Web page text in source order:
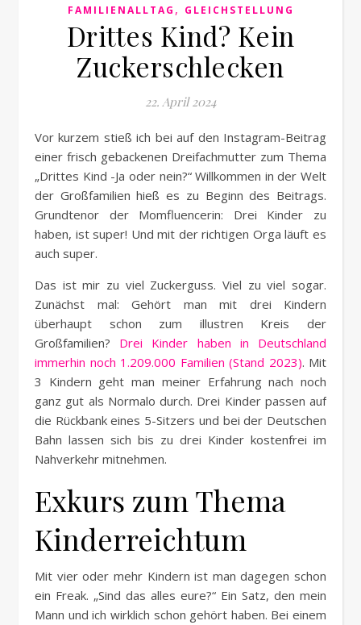
FAMILIENALLTAG , GLEICHSTELLUNG
Drittes Kind? Kein
Zuckerschlecken
22. April 2024
Vor kurzem stieß ich bei auf den Instagram-Beitrag
einer frisch gebackenen Dreifachmutter zum Thema
„Drittes Kind -Ja oder nein?“ Willkommen in der Welt
der Großfamilien hieß es zu Beginn des Beitrags.
Grundtenor der Momfluencerin: Drei Kinder zu
haben, ist super! Und mit der richtigen Orga läuft es
auch super.
Das ist mir zu viel Zuckerguss. Viel zu viel sogar.
Zunächst mal: Gehört man mit drei Kindern
überhaupt schon zum illustren Kreis der
Großfamilien? Drei Kinder haben in Deutschland
immerhin noch 1.209.000 Familien (Stand 2023). Mit
3 Kindern geht man meiner Erfahrung nach noch
ganz gut als Normalo durch. Drei Kinder passen auf
die Rückbank eines 5-Sitzers und bei der Deutschen
Bahn lassen sich bis zu drei Kinder kostenfrei im
Nahverkehr mitnehmen.
Exkurs zum Thema
Kinderreichtum
Mit vier oder mehr Kindern ist man dagegen schon
ein Freak. „Sind das alles eure?“ Ein Satz, den mein
Mann und ich wirklich schon gehört haben. Bei einem